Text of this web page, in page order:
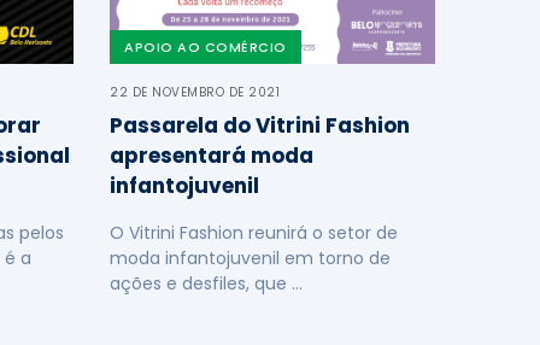
pelos
a
APOIO AO COMÉRCIO
22 DE NOVEMBRO DE 2021
Passarela do Vitrini Fashion
apresentará moda
infantojuvenil
O Vitrini Fashion reunirá o setor de
moda infantojuvenil em torno de
ações e desfiles, que …